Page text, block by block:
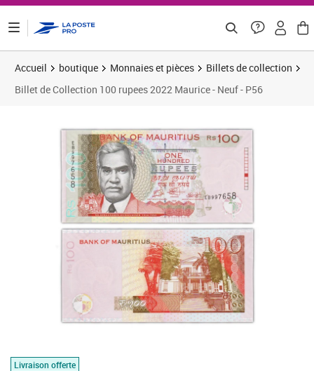
Accueil boutique Monnaies et pièces
Billets de collection
Billet de Collection 100 rupees 2022 Maurice - Neuf - P56
Livraison offerte